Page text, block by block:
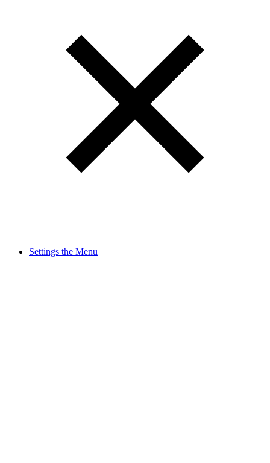
Settings the Menu